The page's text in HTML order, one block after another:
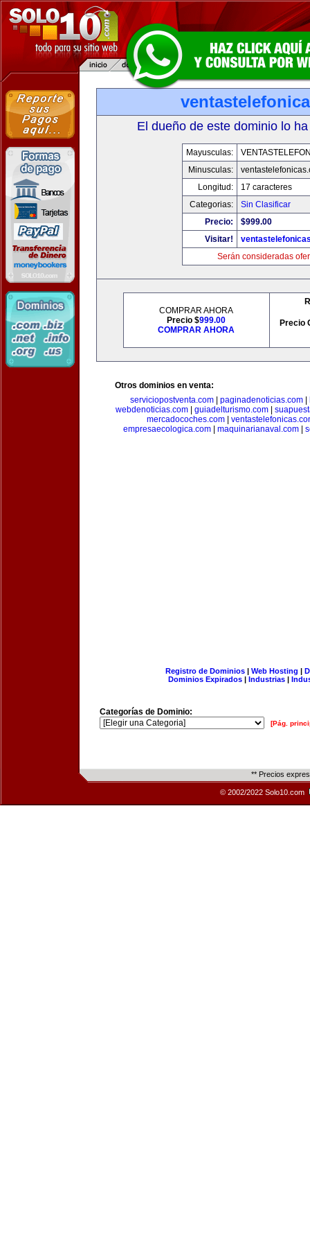
El dueño de este dominio lo
Mayusculas:
Minusculas:
Longitud:
17 caracteres
Categorias:
Sin Clasificar
Precio:
$999.00
Visitar!
Serán consideradas
COMPRAR AHORA
Precio $999.00
COMPRAR AHORA
Precio
Otros dominios en venta:
serviciopostventa.com
paginadenoticias.com
webdenoticias.com
guiadelturismo.com
mercadocoches.com|
empresaecologica.com| maquinarianaval.com|
Registro de Dominios| Web Hosting |
Dominios Expirados | Industrias |
Categorías de Dominio:
[Pág.
** Precios
© 2002/2022 Solo10.com